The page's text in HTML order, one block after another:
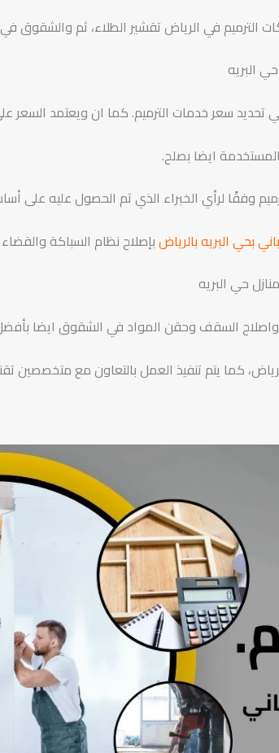
في الرياض تقشير الطلاء، ثم والشقوق في
البريه
سعر خدمات الترميم. كما ان ويعتمد السعر
ايضا بصلح.
وفقًا لرأي الخبراء الذي تم الحصول عليه
بحي البريه بالرياضبإصلاح نظام السباكة
حي البريه
السقف وحقن المواد في الشقوق ايضا
كما يتم تنفيذ العمل بالتعاون مع متخصصين